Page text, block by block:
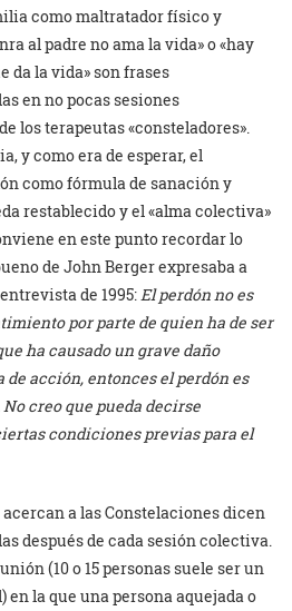
como maltratador físico y
al padre no ama la vida» o «hay
da la vida» son frases
en no pocas sesiones
los terapeutas «consteladores».
y como era de esperar, el
como fórmula de sanación y
restablecido y el «alma colectiva»
en este punto recordar lo
de John Berger expresaba a
de 1995: El perdón no es
por parte de quien ha de ser
ha causado un grave daño
acción, entonces el perdón es
creo que pueda decirse
condiciones previas para el
a las Constelaciones dicen
después de cada sesión colectiva.
(10 o 15 personas suele ser un
la que una persona aquejada o